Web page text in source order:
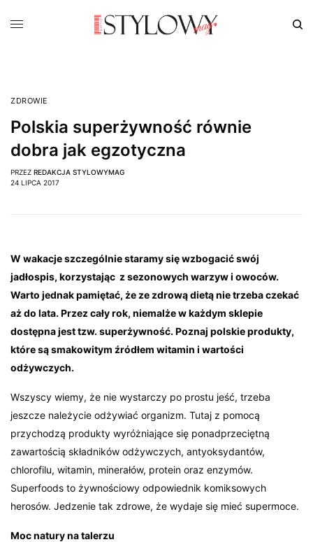
ZDROWIE
Polskia superżywność równie
dobra jak egzotyczna
PRZEZ REDAKCJA STYLOWYMAG
24 LIPCA 2017
W wakacje szczególnie staramy się wzbogacić swój
jadłospis, korzystając z sezonowych warzyw i owoców.
Warto jednak pamiętać, że ze zdrową dietą nie trzeba czekać
aż do lata. Przez cały rok, niemalże w każdym sklepie
dostępna jest tzw. superżywność.Poznaj polskie produkty,
które są smakowitym źródłem witamin i wartości
odżywczych.
Wszyscy wiemy, że nie wystarczy po prostu jeść, trzeba
jeszcze należycie odżywiać organizm. Tutaj z pomocą
przychodzą produkty wyróżniające się ponadprzeciętną
zawartością składników odżywczych, antyoksydantów,
chlorofilu, witamin, minerałów, protein oraz enzymów.
Superfoods to żywnościowy odpowiednik komiksowych
herosów. Jedzenie tak zdrowe, że wydaje się mieć supermoce.
Moc natury na talerzu